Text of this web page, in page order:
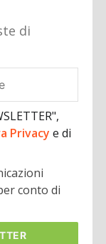
di
Privacye di
conto di